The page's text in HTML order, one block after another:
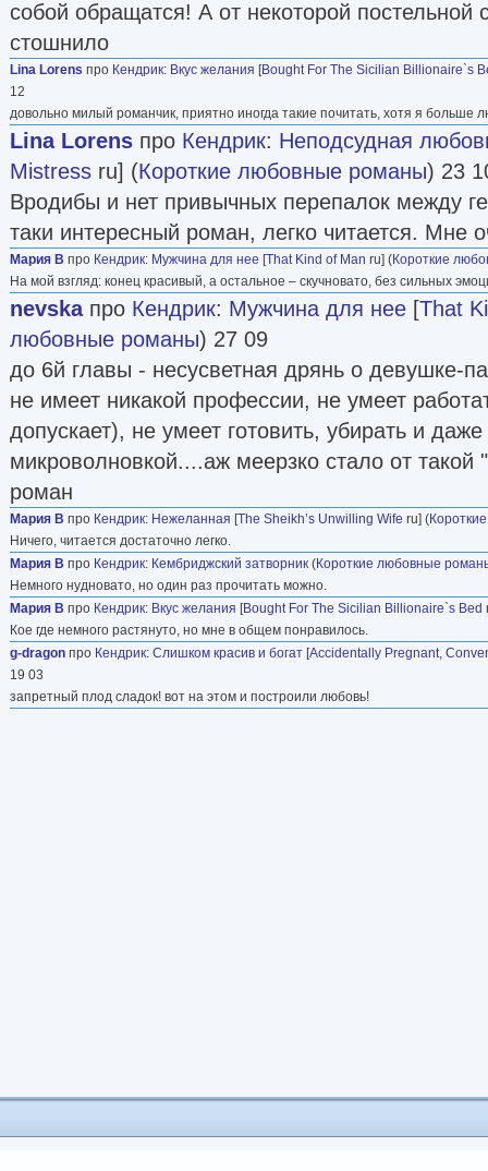
собой обращатся! А от некоторой постельной
стошнило
Lina Lorens про Кендрик: Вкус желания [Bought For The Sicilian Billionaire`s
12
довольно милый романчик, приятно иногда такие почитать, хотя я больше
Lina Lorens про Кендрик: Неподсудная
Mistress ru] (Короткие любовные романы) 23
Вродибы и нет привычных перепалок между
таки интересный роман, легко читается. Мне
Мария В про Кендрик: Мужчина для нее [That Kind of Man ru] (Короткие
На мой взгляд: конец красивый, а остальное – скучновато, без сильных
nevskaпро Кендрик: Мужчина для нее [That
любовные романы) 27 09
до 6й главы - несусветная дрянь о девушке-
не имеет никакой профессии, не умеет
допускает), не умеет готовить, убирать и
микроволновкой....аж меерзко стало от
роман
Мария В про Кендрик: Нежеланная [The Sheikh’s Unwilling Wife ru] (
Ничего, читается достаточно легко.
Мария В про Кендрик: Кембриджский затворник (Короткие любовные
Немного нудновато, но один раз прочитать можно.
Мария В про Кендрик: Вкус желания [Bought For The Sicilian Billionaire`s Bed
Кое где немного растянуто, но мне в общем понравилось.
g-dragon про Кендрик: Слишком красив и богат [Accidentally Pregnant,
19 03
запретный плод сладок! вот на этом и построили любовь!